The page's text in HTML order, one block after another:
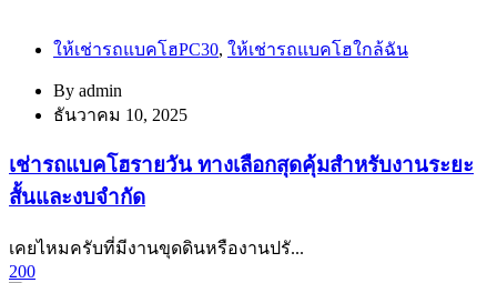
ให้เช่ารถแบคโฮPC30, ให้เช่ารถแบคโฮใกล้ฉัน
By admin
ธันวาคม 10, 2025
เช่ารถแบคโฮรายวัน ทางเลือกสุดคุ้มสำหรับงานระยะ
สั้นและงบจำกัด
เคยไหมครับที่มีงานขุดดินหรืองานปรั...
200